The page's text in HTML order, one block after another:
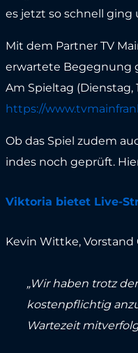
es jetzt so schnell ging
Mit dem Partner TV
erwartete Begegnung
Am Spieltag (Dienstag,
https://
Ob das Spiel zudem
indes noch geprüft.
Viktoria bietet Live-
Kevin Wittke,
„Wir haben trotz
kostenpflichtig
Wartezeit